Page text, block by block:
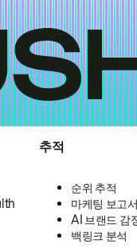
추적
순위 추적
마케팅 보고
AI 브랜드 감
백링크 분석